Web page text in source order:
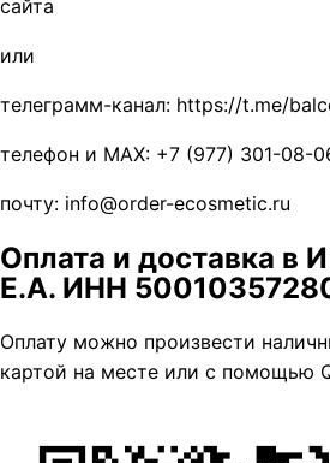
сайта
или
телеграмм-канал: https://t.me/
телефон и MAX: +7 (977) 301-08-
почту: info@order-ecosmetic.ru
Оплата и доставка в
Е.А. ИНН
Оплату можно произвести
картой на месте или с помощью